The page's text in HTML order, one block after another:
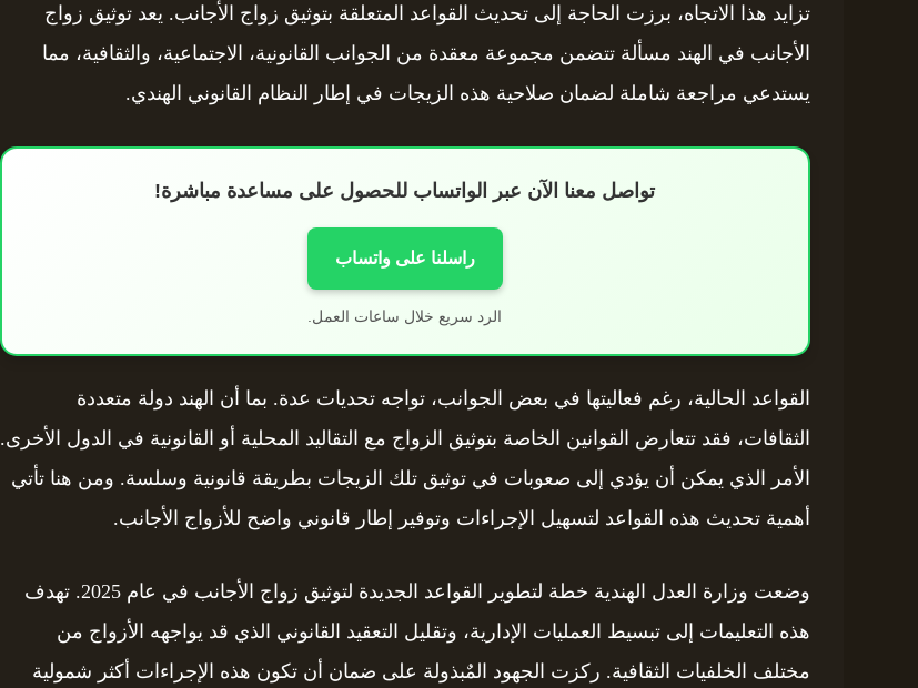
تزايد هذا الاتجاه، برزت الحاجة إلى تحديث القواعد المتعلقة بتوثيق زواج الأجانب. يعد توثيق زواج
الأجانب في الهند مسألة تتضمن مجموعة معقدة من الجوانب القانونية، الاجتماعية، والثقافية، مما
يستدعي مراجعة شاملة لضمان صلاحية هذه الزيجات في إطار النظام القانوني الهندي.
تواصل معنا الآن عبر الواتساب للحصول على مساعدة مباشرة!
راسلنا على واتساب
الرد سريع خلال ساعات العمل.
القواعد الحالية، رغم فعاليتها في بعض الجوانب، تواجه تحديات عدة. بما أن الهند دولة متعددة
الثقافات، فقد تتعارض القوانين الخاصة بتوثيق الزواج مع التقاليد المحلية أو القانونية في الدول الأخرى.
الأمر الذي يمكن أن يؤدي إلى صعوبات في توثيق تلك الزيجات بطريقة قانونية وسلسة. ومن هنا تأتي
أهمية تحديث هذه القواعد لتسهيل الإجراءات وتوفير إطار قانوني واضح للأزواج الأجانب.
وضعت وزارة العدل الهندية خطة لتطوير القواعد الجديدة لتوثيق زواج الأجانب في عام 2025. تهدف
هذه التعليمات إلى تبسيط العمليات الإدارية، وتقليل التعقيد القانوني الذي قد يواجهه الأزواج من
مختلف الخلفيات الثقافية. ركزت الجهود المٌبذولة على ضمان أن تكون هذه الإجراءات أكثر شمولية